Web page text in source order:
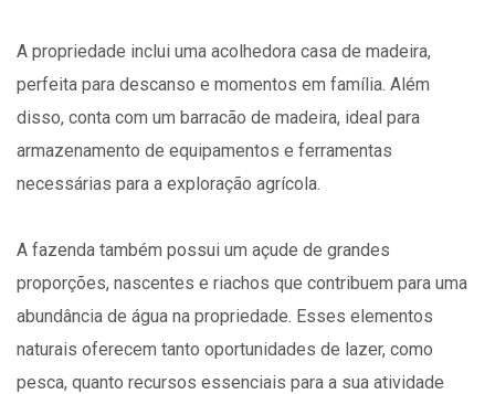
A propriedade inclui uma acolhedora casa de madeira,
perfeita para descanso e momentos em família. Além
disso, conta com um barracão de madeira, ideal para
armazenamento de equipamentos e ferramentas
necessárias para a exploração agrícola.
A fazenda também possui um açude de grandes
proporções, nascentes e riachos que contribuem para uma
abundância de água na propriedade. Esses elementos
naturais oferecem tanto oportunidades de lazer, como
pesca, quanto recursos essenciais para a sua atividade